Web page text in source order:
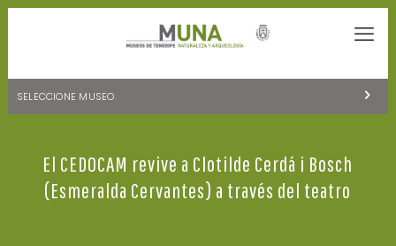
SELECCIONE MUSEO
NATURALEZA Y ARQUEOLOGÍA
LA CIENCIA Y EL COSMOS
El CEDOCAM revive a Clotilde Cerdá i Bosch
(Esmeralda Cervantes) a través del teatro